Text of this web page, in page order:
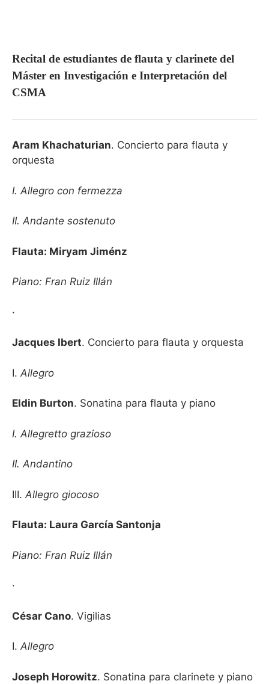
Recital de estudiantes de flauta y clarinete del
Máster en Investigación e Interpretación del
CSMA
Aram Khachaturian. Concierto para flauta y
orquesta
I. Allegro con fermezza
II. Andante sostenuto
Flauta: Miryam Jiménz
Piano: Fran Ruiz Illán
·
Jacques Ibert. Concierto para flauta y orquesta
I. Allegro
Eldin Burton. Sonatina para flauta y piano
I. Allegretto grazioso
II. Andantino
III. Allegro giocoso
Flauta: Laura García Santonja
Piano: Fran Ruiz Illán
·
César Cano. Vigilias
I. Allegro
Joseph Horowitz. Sonatina para clarinete y piano